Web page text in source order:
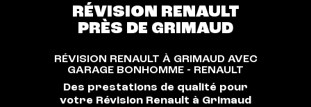
RÉVISION RENAULT
PRÈS DE GRIMAUD
RÉVISION RENAULT À GRIMAUD AVEC
GARAGE BONHOMME - RENAULT
Des prestations de qualité pour
votre Révision Renault à Grimaud